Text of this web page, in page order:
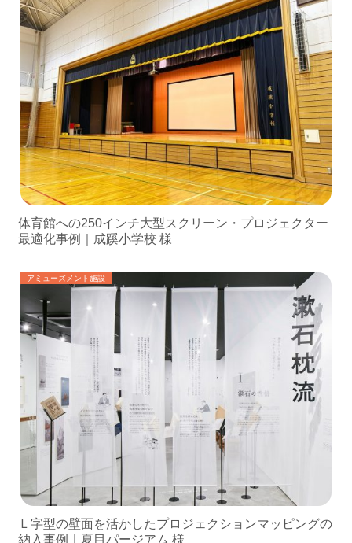
体育館への250インチ大型スクリーン・プロジェクター
最適化事例｜成蹊小学校 様
アミューズメント施設
Ｌ字型の壁面を活かしたプロジェクションマッピングの
納入事例｜夏目パージアム 様